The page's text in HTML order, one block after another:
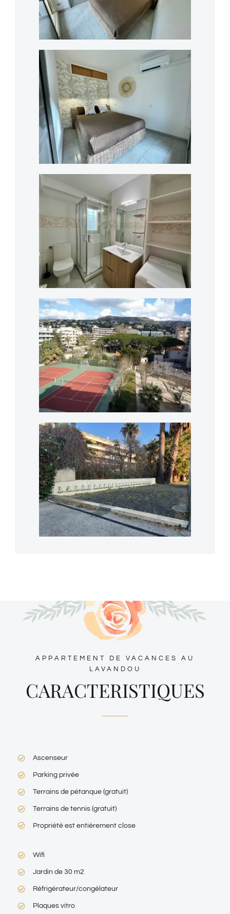
APPARTEMENT DE VACANCES AU
LAVANDOU
CARACTERISTIQUES
Ascenseur
Parking privée
Terrains de pétanque (gratuit)
Terrains de tennis (gratuit)
Propriété est entièrement close
Wifi
Jardin de 30 m2
Réfrigérateur/congélateur
Plaques vitro